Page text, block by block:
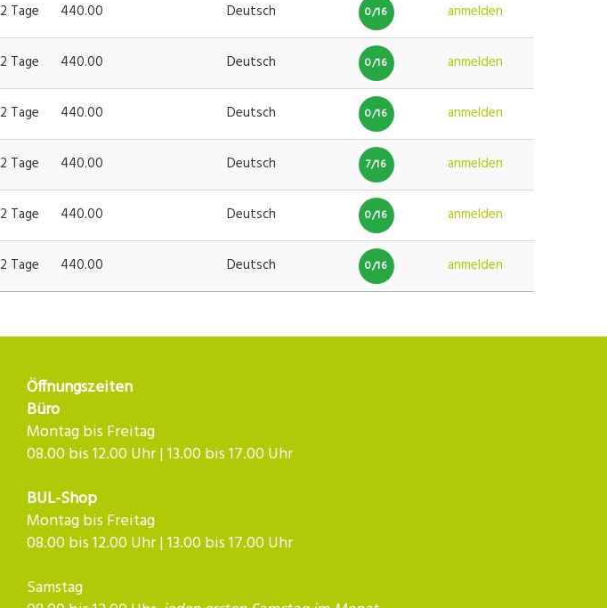
2 Tage 440.00 Deutsch 0/16 anmelden
2 Tage 440.00 Deutsch 0/16 anmelden
2 Tage 440.00 Deutsch 0/16 anmelden
2 Tage 440.00 Deutsch 7/16 anmelden
2 Tage 440.00 Deutsch 0/16 anmelden
2 Tage 440.00 Deutsch 0/16 anmelden
Öffnungszeiten
Büro
Montag bis Freitag
08.00 bis 12.00 Uhr | 13.00 bis 17.00 Uhr
BUL-Shop
Montag bis Freitag
08.00 bis 12.00 Uhr | 13.00 bis 17.00 Uhr
Samstag